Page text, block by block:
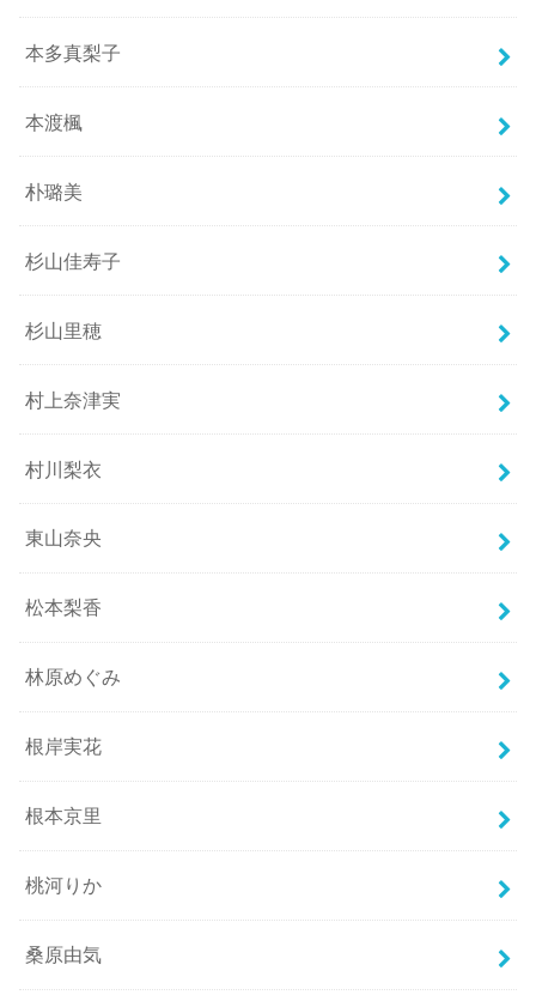
本多真梨子
本渡楓
朴璐美
杉山佳寿子
杉山里穂
村上奈津実
村川梨衣
東山奈央
松本梨香
林原めぐみ
根岸実花
根本京里
桃河りか
桑原由気